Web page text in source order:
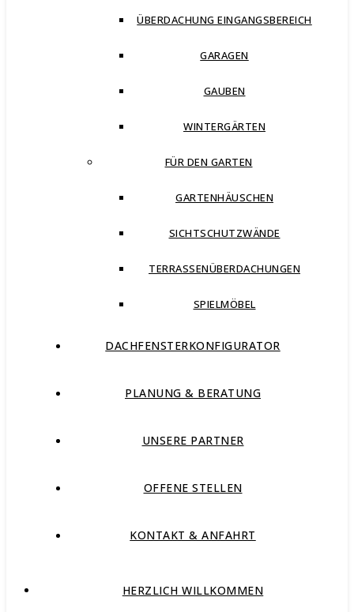
ÜBERDACHUNG EINGANGSBEREICH
GARAGEN
GAUBEN
WINTERGÄRTEN
FÜR DEN GARTEN
GARTENHÄUSCHEN
SICHTSCHUTZWÄNDE
TERRASSENÜBERDACHUNGEN
SPIELMÖBEL
DACHFENSTERKONFIGURATOR
PLANUNG & BERATUNG
UNSERE PARTNER
OFFENE STELLEN
KONTAKT & ANFAHRT
HERZLICH WILLKOMMEN